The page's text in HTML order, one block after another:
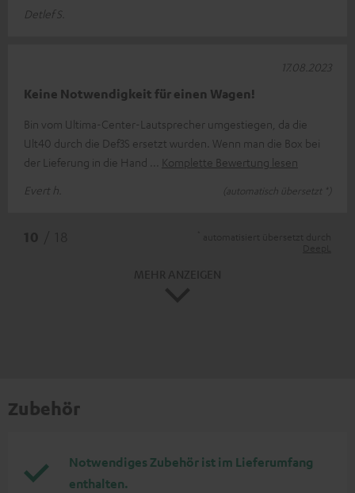
Detlef S.
Keine Notwendigkeit für einen Wagen!
Bin vom Ultima-Center-Lautsprecher umgestiegen, da die
Ult40 durch die Def3S ersetzt wurden. Wenn man die Box bei
der Lieferung in die Hand
Komplette Bewertung lesen
Evert h.
(automatisch übersetzt *)
17.08.2023
Zubehör
Notwendiges Zubehör ist im Lieferumfang
enthalten.